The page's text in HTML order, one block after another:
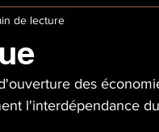
de lecture
des
l'interdépendance